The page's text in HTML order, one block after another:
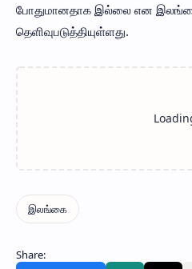
போதுமானதாக இல்லை என
தெளிவுபடுத்தியுள்ளது.